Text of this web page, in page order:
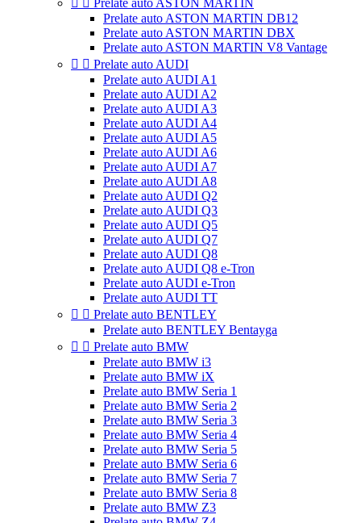
  Prelate auto ASTON MARTIN
Prelate auto ASTON MARTIN DB12
Prelate auto ASTON MARTIN DBX
Prelate auto ASTON MARTIN V8 Vantage
  Prelate auto AUDI
Prelate auto AUDI A1
Prelate auto AUDI A2
Prelate auto AUDI A3
Prelate auto AUDI A4
Prelate auto AUDI A5
Prelate auto AUDI A6
Prelate auto AUDI A7
Prelate auto AUDI A8
Prelate auto AUDI Q2
Prelate auto AUDI Q3
Prelate auto AUDI Q5
Prelate auto AUDI Q7
Prelate auto AUDI Q8
Prelate auto AUDI Q8 e-Tron
Prelate auto AUDI e-Tron
Prelate auto AUDI TT
  Prelate auto BENTLEY
Prelate auto BENTLEY Bentayga
  Prelate auto BMW
Prelate auto BMW i3
Prelate auto BMW iX
Prelate auto BMW Seria 1
Prelate auto BMW Seria 2
Prelate auto BMW Seria 3
Prelate auto BMW Seria 4
Prelate auto BMW Seria 5
Prelate auto BMW Seria 6
Prelate auto BMW Seria 7
Prelate auto BMW Seria 8
Prelate auto BMW Z3